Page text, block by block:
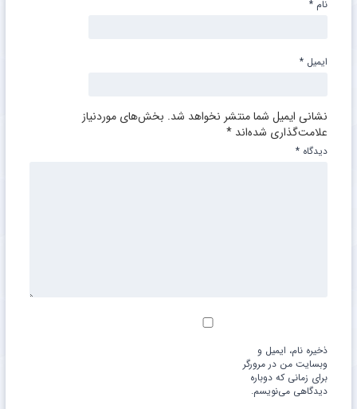
دیدگاهتان را بنویسید
ایمیل